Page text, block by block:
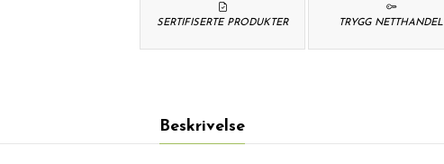
TRYGG NETTHANDEL
SERTIFISERTE PRODUKTER
Beskrivelse